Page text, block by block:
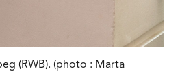
(RWB). (photo : Marta